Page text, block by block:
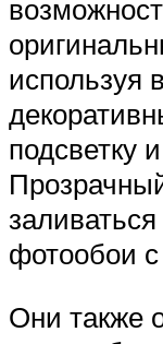
используя
подсветку
фотообои
Они также